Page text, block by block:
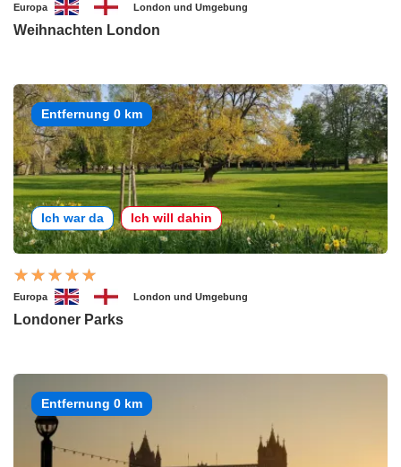
Europa London und Umgebung
Weihnachten London
Entfernung 0 km
Ich war da Ich will dahin
Europa London und Umgebung
Londoner Parks
Entfernung 0 km